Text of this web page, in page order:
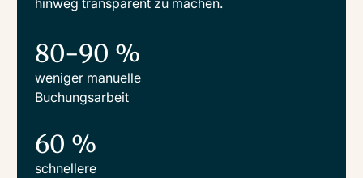
80-90 %
weniger manuelle
Buchungsarbeit
60 %
schnellere